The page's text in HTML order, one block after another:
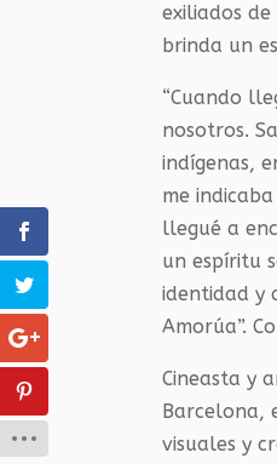
exiliados
brinda un
“Cuando
nosotros.
indígenas,
me
llegué a
un espíritu
identidad y
Amorúa”.
Cineasta y
Barcelona,
visuales y